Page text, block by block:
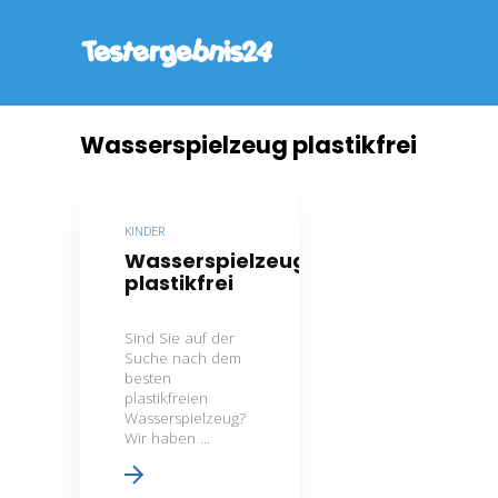
Wasserspielzeug plastikfrei
KINDER
Wasserspielzeug
plastikfrei
Sind Sie auf der
Suche nach dem
besten
plastikfreien
Wasserspielzeug?
Wir haben ...